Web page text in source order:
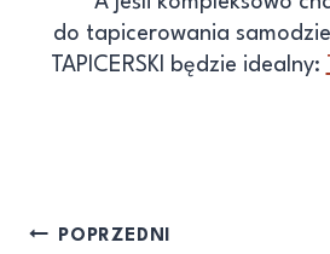
do tapicerowania
TAPICERSKI będzie idealny:
POPRZEDNI